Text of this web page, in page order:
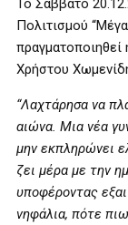
Το Σάββατο
Πολιτισμού
Χρήστου
“Λαχτάρησα να
αιώνα. Μια νέα
μην εκπληρώνει
ζει μέρα με την
υποφέροντας
νηφάλια, πότε